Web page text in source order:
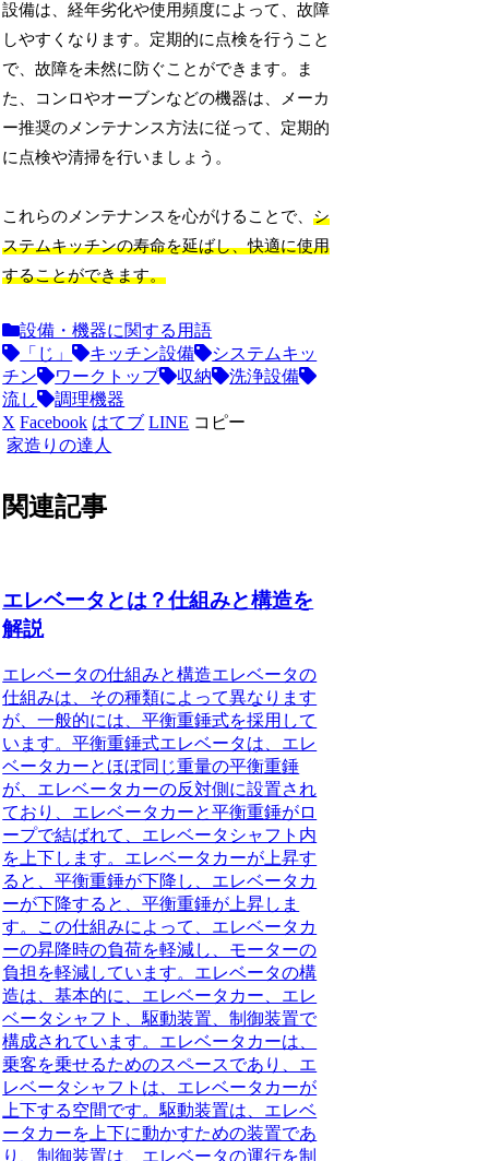
設備は、経年劣化や使用頻度によって、故障
しやすくなります。定期的に点検を行うこと
で、故障を未然に防ぐことができます。ま
た、コンロやオーブンなどの機器は、メーカ
ー推奨のメンテナンス方法に従って、定期的
に点検や清掃を行いましょう。
これらのメンテナンスを心がけることで、シ
ステムキッチンの寿命を延ばし、快適に使用
することができます。
設備・機器に関する用語
「じ」
キッチン設備
システムキッ
チン
ワークトップ 収納
洗浄設備
流し
調理機器
X Facebook はてブ LINE コピー
家造りの達人
関連記事
エレベータとは？仕組みと構造を
解説
エレベータの仕組みと構造エレベータの
仕組みは、その種類によって異なります
が、一般的には、平衡重錘式を採用して
います。平衡重錘式エレベータは、エレ
ベータカーとほぼ同じ重量の平衡重錘
が、エレベータカーの反対側に設置され
ており、エレベータカーと平衡重錘がロ
ープで結ばれて、エレベータシャフト内
を上下します。エレベータカーが上昇す
ると、平衡重錘が下降し、エレベータカ
ーが下降すると、平衡重錘が上昇しま
す。この仕組みによって、エレベータカ
ーの昇降時の負荷を軽減し、モーターの
負担を軽減しています。エレベータの構
造は、基本的に、エレベータカー、エレ
ベータシャフト、駆動装置、制御装置で
構成されています。エレベータカーは、
乗客を乗せるためのスペースであり、エ
レベータシャフトは、エレベータカーが
上下する空間です。駆動装置は、エレベ
ータカーを上下に動かすための装置であ
り、制御装置は、エレベータの運行を制